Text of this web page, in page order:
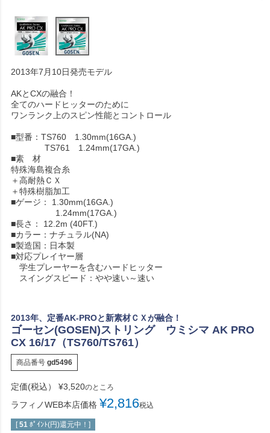
2013年7月10日発売モデル
AKとCXの融合！
全てのハードヒッターのために
ワンランク上のスピン性能とコントロール
■型番：TS760 1.30mm(16GA.)
TS761 1.24mm(17GA.)
■素 材
特殊海島複合糸
＋高耐熱ＣＸ
＋特殊樹脂加工
■ゲージ： 1.30mm(16GA.)
1.24mm(17GA.)
■長さ： 12.2m (40FT.)
■カラー：ナチュラル(NA)
■製造国：日本製
■対応プレイヤー層
学生プレーヤーを含むハードヒッター
スイングスピード：やや速い～速い
2013年、定番AK-PROと新素材ＣＸが融合！
ゴーセン(GOSEN)ストリング ウミシマ AK PRO
CX 16/17（TS760/TS761）
商品番号 gd5496
定価(税込） ¥3,520のところ
ラフィノWEB本店価格 ¥2,816税込
[ 51 ﾎﾟｲﾝﾄ(円)還元中！]